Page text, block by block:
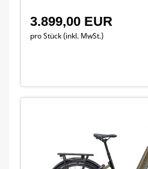
3.899,00 EUR
pro Stück (inkl. MwSt.)